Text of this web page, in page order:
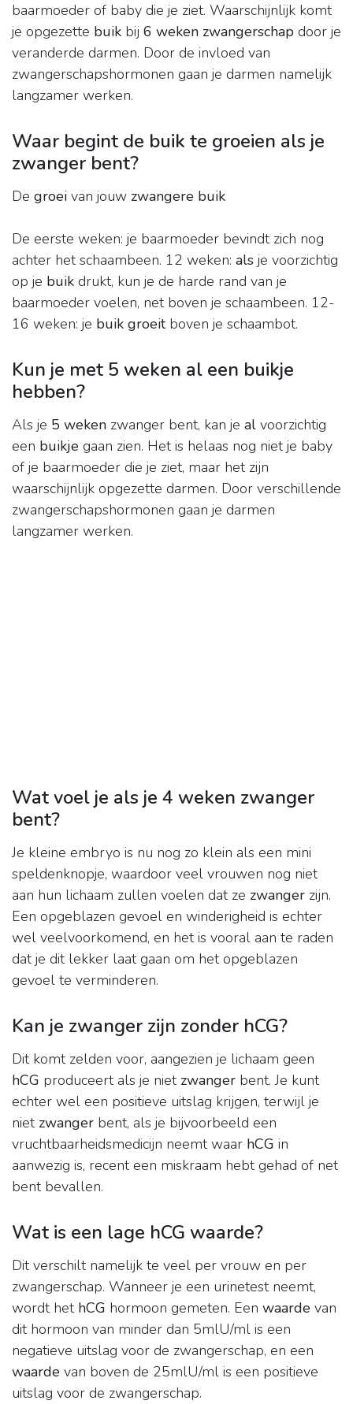
baarmoeder of baby die je ziet. Waarschijnlijk komt
je opgezette buik bij 6 weken zwangerschap door je
veranderde darmen. Door de invloed van
zwangerschapshormonen gaan je darmen namelijk
langzamer werken.
Waar begint de buik te groeien als je
zwanger bent?
De groei van jouw zwangere buik
De eerste weken: je baarmoeder bevindt zich nog
achter het schaambeen. 12 weken: als je voorzichtig
op je buik drukt, kun je de harde rand van je
baarmoeder voelen, net boven je schaambeen. 12-
16 weken: je buik groeitboven je schaambot.
Kun je met 5 weken al een buikje
hebben?
Als je 5 weken zwanger bent, kan je al voorzichtig
een buikje gaan zien. Het is helaas nog niet je baby
of je baarmoeder die je ziet, maar het zijn
waarschijnlijk opgezette darmen. Door verschillende
zwangerschapshormonen gaan je darmen
langzamer werken.
Wat voel je als je 4 weken zwanger
bent?
Je kleine embryo is nu nog zo klein als een mini
speldenknopje, waardoor veel vrouwen nog niet
aan hun lichaam zullen voelen dat ze zwanger zijn.
Een opgeblazen gevoel en winderigheid is echter
wel veelvoorkomend, en het is vooral aan te raden
dat je dit lekker laat gaan om het opgeblazen
gevoel te verminderen.
Kan je zwanger zijn zonder hCG?
Dit komt zelden voor, aangezien je lichaam geen
hCG produceert als je niet zwanger bent. Je kunt
echter wel een positieve uitslag krijgen, terwijl je
niet zwanger bent, als je bijvoorbeeld een
vruchtbaarheidsmedicijn neemt waar hCG in
aanwezig is, recent een miskraam hebt gehad of net
bent bevallen.
Wat is een lage hCG waarde?
Dit verschilt namelijk te veel per vrouw en per
zwangerschap. Wanneer je een urinetest neemt,
wordt het hCG hormoon gemeten. Een waarde van
dit hormoon van minder dan 5mlU/ml is een
negatieve uitslag voor de zwangerschap, en een
waarde van boven de 25mlU/ml is een positieve
uitslag voor de zwangerschap.